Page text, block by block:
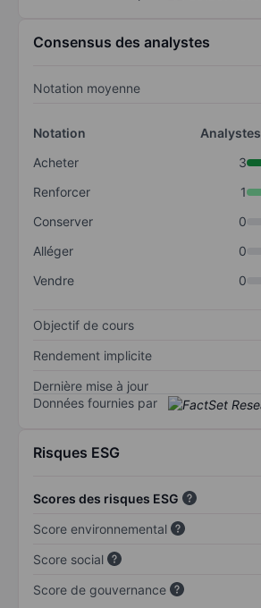
Consensus des analystes
Notation moyenne
Notation
Analystes
Acheter
3
Renforcer
1
Conserver
0
Alléger
0
Vendre
0
Objectif de cours
Rendement implicite
Dernière mise à jour
Données fournies par
Risques ESG
Scores des risques ESG
Score environnemental
Score social
Score de gouvernance